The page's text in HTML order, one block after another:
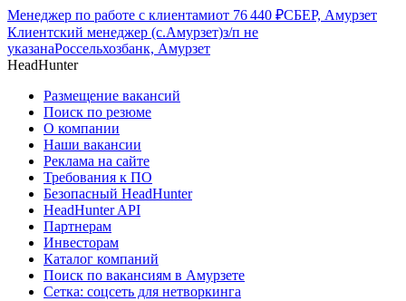
Менеджер по работе с клиентамиот 76 440 ₽СБЕР, Амурзет
Клиентский менеджер (с.Амурзет)з/п не
указанаРоссельхозбанк, Амурзет
HeadHunter
Размещение вакансий
Поиск по резюме
О компании
Наши вакансии
Реклама на сайте
Требования к ПО
Безопасный HeadHunter
HeadHunter API
Партнерам
Инвесторам
Каталог компаний
Поиск по вакансиям в Амурзете
Сетка: соцсеть для нетворкинга